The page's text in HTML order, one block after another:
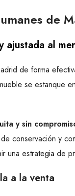
de
ajustada al
de forma
se estanque
y sin
conservación y
una estrategia de
a la venta